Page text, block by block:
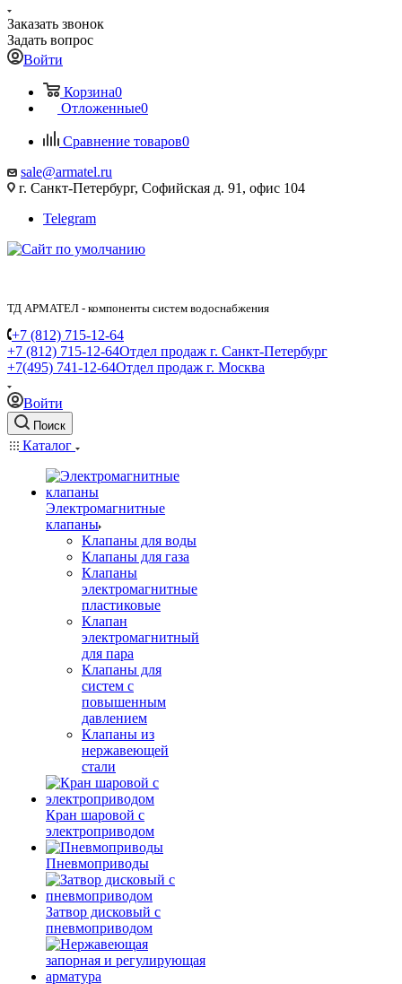
Заказать звонок
Задать вопрос
Войти
Корзина0
Отложенные0
Сравнение товаров0
sale@armatel.ru
г. Санкт-Петербург, Софийская д. 91, офис 104
Telegram
ТД АРМАТЕЛ - компоненты систем водоснабжения
+7 (812) 715-12-64
+7 (812) 715-12-64Отдел продаж г. Санкт-Петербург
+7(495) 741-12-64Отдел продаж г. Москва
Войти
Поиск
Каталог
Электромагнитные
клапаны
Клапаны для воды
Клапаны для газа
Клапаны
электромагнитные
пластиковые
Клапан
электромагнитный
для пара
Клапаны для
систем с
повышенным
давлением
Клапаны из
нержавеющей
стали
Кран шаровой с
электроприводом
Пневмоприводы
Затвор дисковый с
пневмоприводом